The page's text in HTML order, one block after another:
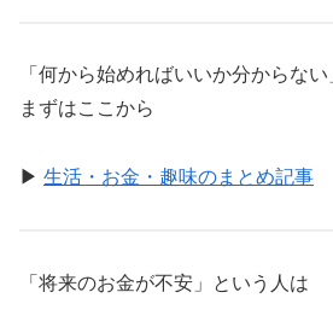
「何から始めればいいか分からな
まずはここから
▶ 生活・お金・趣味のまとめ記事
「将来のお金が不安」という人は